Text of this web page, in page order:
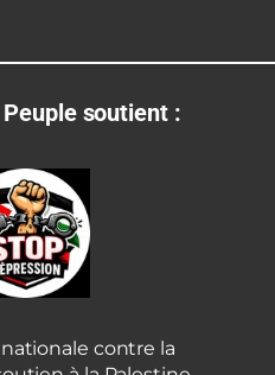
soutient :
contre la